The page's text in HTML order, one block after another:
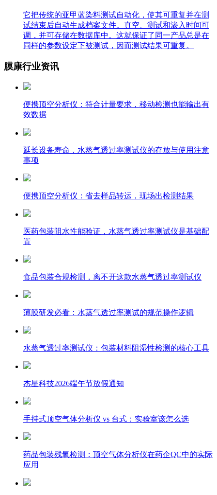
它把传统的亚甲蓝染料测试自动化，使其可重复并在测
试结束后自动生成档案文件。真空、测试和渗入时间可
调，并可存储在数据库中。这就保证了同一产品总是在
同样的参数设定下被测试，因而测试结果可重复。
膜康行业资讯
便携顶空分析仪：符合计量要求，移动检测也能输出有
效数据
延长设备寿命，水蒸气透过率测试仪的存放与使用注意
事项
便携顶空分析仪：省去样品转运，现场出检测结果
医药包装阻水性能验证，水蒸气透过率测试仪是基础配
置
食品包装合规检测，离不开这款水蒸气透过率测试仪
薄膜研发必看：水蒸气透过率测试的规范操作逻辑
水蒸气透过率测试仪：包装材料阻湿性检测的核心工具
杰星科技2026端午节放假通知
手持式顶空气体分析仪 vs 台式：实验室该怎么选
药品包装残氧检测：顶空气体分析仪在药企QC中的实际
应用